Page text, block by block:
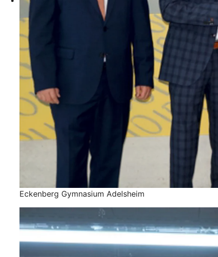
Eckenberg Gymnasium Adelsheim